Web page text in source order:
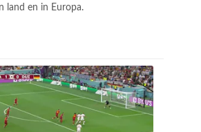
land en in Europa.